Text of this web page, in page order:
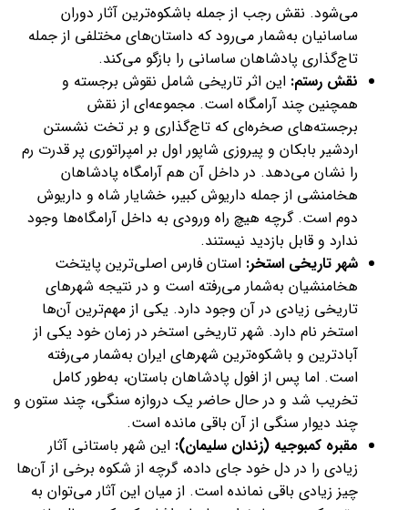
می‌شود. نقش رجب از جمله باشکوه‌ترین آثار دوران
ساسانیان به‌شمار می‌رود که داستان‌های مختلفی از جمله
تاج‌گذاری پادشاهان ساسانی را بازگو می‌کند.
نقش رستم: این اثر تاریخی شامل نقوش برجسته و
همچنین چند آرامگاه است. مجموعه‌ای از نقش
برجسته‌های صخره‌ای‌ که تاج‌گذاری و بر تخت نشستن
اردشیر بابکان و پیروزی شاپور اول بر امپراتوری پر قدرت رم
را نشان می‌دهد. در داخل آن هم آرامگاه پادشاهان
هخامنشی از جمله داریوش کبیر، خشایار شاه و داریوش
دوم است. گرچه هیچ راه ورودی به داخل آرامگاه‌ها وجود
ندارد و قابل بازدید نیستند.
شهر تاریخی استخر: استان فارس اصلی‌ترین پایتخت
هخامنشیان به‌شمار می‌رفته است و در نتیجه شهرهای
تاریخی زیادی در آن وجود دارد. یکی از مهم‌ترین آن‌ها
استخر نام دارد. شهر تاریخی استخر در زمان خود یکی از
آبادترین و باشکوه‌ترین شهرهای ایران به‌شمار می‌رفته
است. اما پس از افول پادشاهان باستان، به‌طور کامل
تخریب شد و در حال حاضر یک دروازه سنگی، چند ستون و
چند دیوار سنگی از آن باقی‌ مانده است.
مقبره کمبوجیه (زندان سلیمان): این شهر باستانی آثار
زیادی را در دل خود جای داده، گرچه از شکوه برخی از آن‌ها
چیز زیادی باقی نمانده است. از میان این آثار می‌توان به